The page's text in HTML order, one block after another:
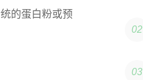
的蛋白粉或预